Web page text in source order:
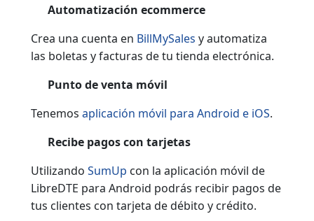
Automatización ecommerce
Crea una cuenta en BillMySales y automatiza
las boletas y facturas de tu tienda electrónica.
Punto de venta móvil
Tenemos aplicación móvil para Android e iOS.
Recibe pagos con tarjetas
Utilizando SumUp con la aplicación móvil de
LibreDTE para Android podrás recibir pagos de
tus clientes con tarjeta de débito y crédito.